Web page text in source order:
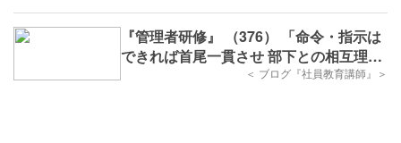
『管理者研修』 （376） 「命令・指示は
できれば首尾一貫させ 部下との相互理解
＜ ブログ『社員教育講師』＞